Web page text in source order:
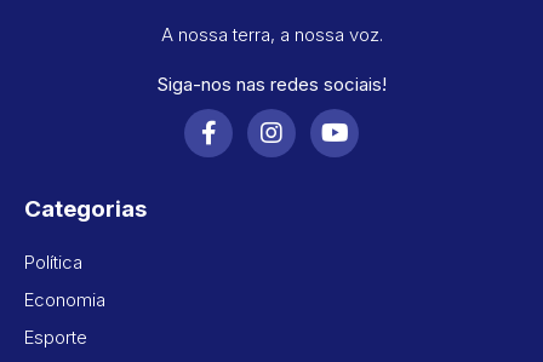
A nossa terra, a nossa voz.
Siga-nos nas redes sociais!
Categorias
Política
Economia
Esporte